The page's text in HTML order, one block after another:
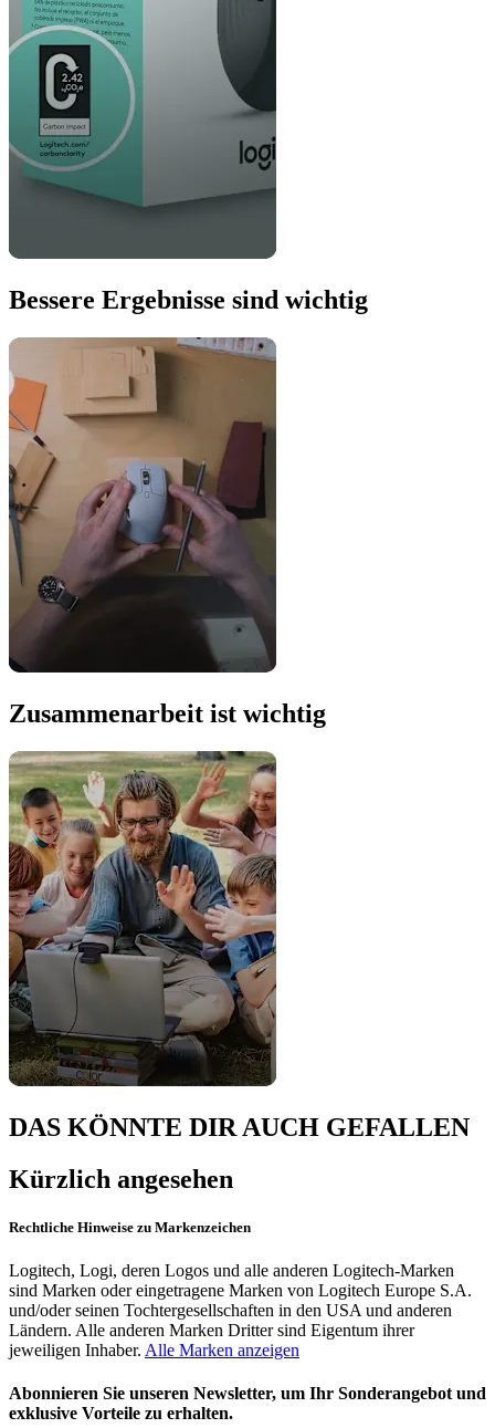
Bessere Ergebnisse sind wichtig
Zusammenarbeit ist wichtig
DAS KÖNNTE DIR AUCH GEFALLEN
Kürzlich angesehen
Rechtliche Hinweise zu Markenzeichen
Logitech, Logi, deren Logos und alle anderen Logitech-Marken
sind Marken oder eingetragene Marken von Logitech Europe S.A.
und/oder seinen Tochtergesellschaften in den USA und anderen
Ländern. Alle anderen Marken Dritter sind Eigentum ihrer
jeweiligen Inhaber. Alle Marken anzeigen
Abonnieren Sie unseren Newsletter, um Ihr Sonderangebot und
exklusive Vorteile zu erhalten.